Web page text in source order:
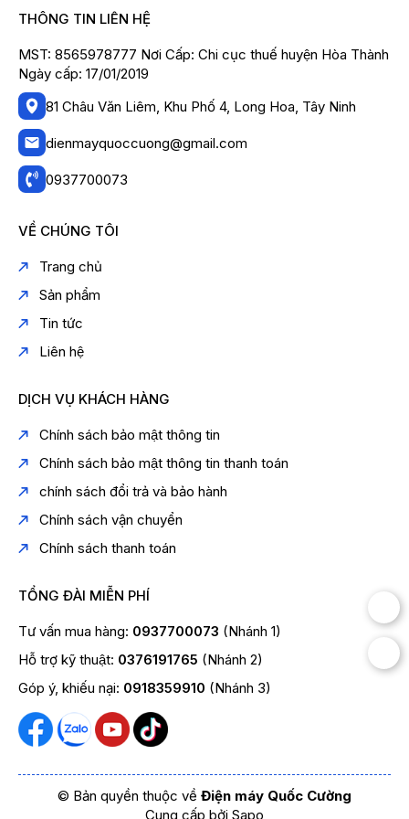
PROMIX PM-911B là một chiếc máy xay sinh tố công
vượt trội, máy sẽ là trợ thủ đắc lực cho bạn trong việc
tạo ra những ly sinh tố thơm ngon, bổ dưỡng.
THÔNG TIN LIÊN HỆ
MST: 8565978777 Nơi Cấp: Chi cục thuế huyện Hòa Thành
Ngày cấp: 17/01/2019
81 Châu Văn Liêm, Khu Phố 4, Long Hoa, Tây Ninh
dienmayquoccuong@gmail.com
0937700073
VỀ CHÚNG TÔI
Trang chủ
Sản phẩm
Tin tức
Liên hệ
DỊCH VỤ KHÁCH HÀNG
Chính sách bảo mật thông tin
Chính sách bảo mật thông tin thanh toán
chính sách đổi trả và bảo hành
Chính sách vận chuyển
Chính sách thanh toán
TỔNG ĐÀI MIỄN PHÍ
Tư vấn mua hàng: 0937700073 (Nhánh 1)
Hỗ trợ kỹ thuật: 0376191765 (Nhánh 2)
Góp ý, khiếu nại: 0918359910 (Nhánh 3)
© Bản quyền thuộc về Điện máy Quốc Cường
Cung cấp bởi Sapo